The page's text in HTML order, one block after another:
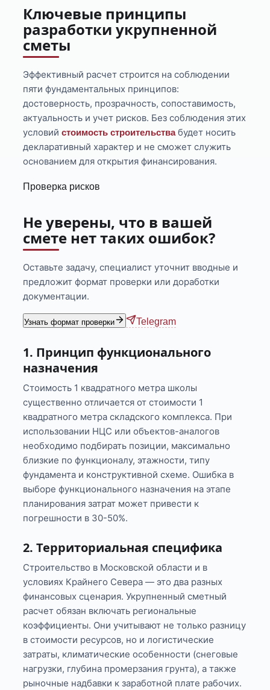
Ключевые принципы
разработки укрупненной
сметы
Эффективный расчет строится на соблюдении
пяти фундаментальных принципов:
достоверность, прозрачность, сопоставимость,
актуальность и учет рисков. Без соблюдения этих
условийстоимость строительствабудет носить
декларативный характер и не сможет служить
основанием для открытия финансирования.
Проверка рисков
Не уверены, что в вашей
смете нет таких ошибок?
Оставьте задачу, специалист уточнит вводные и
предложит формат проверки или доработки
документации.
Узнать формат проверки Telegram
1. Принцип функционального
назначения
Стоимость 1 квадратного метра школы
существенно отличается от стоимости 1
квадратного метра складского комплекса. При
использовании НЦС или объектов-аналогов
необходимо подбирать позиции, максимально
близкие по функционалу, этажности, типу
фундамента и конструктивной схеме. Ошибка в
выборе функционального назначения на этапе
планирования затрат может привести к
погрешности в 30-50%.
2. Территориальная специфика
Строительство в Московской области и в
условиях Крайнего Севера — это два разных
финансовых сценария. Укрупненный сметный
расчет обязан включать региональные
коэффициенты. Они учитывают не только разницу
в стоимости ресурсов, но и логистические
затраты, климатические особенности (снеговые
нагрузки, глубина промерзания грунта), а также
рыночные надбавки к заработной плате рабочих.